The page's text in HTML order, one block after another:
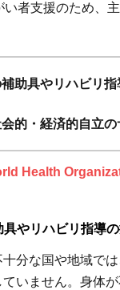
者支援のため、
助具やリハビリ
的・経済的自立の
Health
やリハビリ指導
分な国や地域で
いません。身体